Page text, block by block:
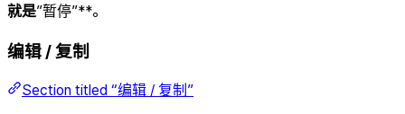
就是”暂停”**。
编辑 / 复制
Section titled “编辑 / 复制”